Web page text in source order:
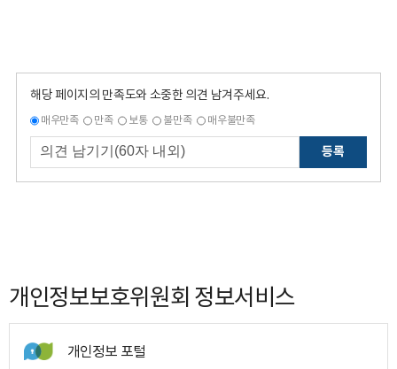
해당 페이지의 만족도와 소중한 의견 남겨주세요.
매우만족 만족 보통 불만족 매우불만족
등록
개인정보보호위원회 정보서비스
개인정보 포털